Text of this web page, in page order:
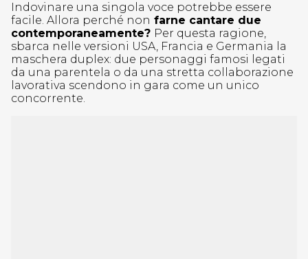
Indovinare una singola voce potrebbe essere
facile. Allora perché non farne cantare due
contemporaneamente? Per questa ragione,
sbarca nelle versioni USA, Francia e Germania la
maschera duplex: due personaggi famosi legati
da una parentela o da una stretta collaborazione
lavorativa scendono in gara come un unico
concorrente.